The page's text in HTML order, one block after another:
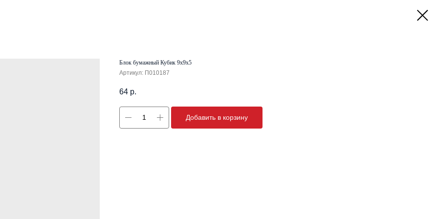
Блок бумажный Кубик 9х9х5
Артикул: П010187
64 р.
Добавить в корзину